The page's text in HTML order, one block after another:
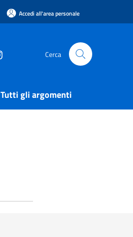
Accedi all'area personale
Cerca
Tutti gli argomenti